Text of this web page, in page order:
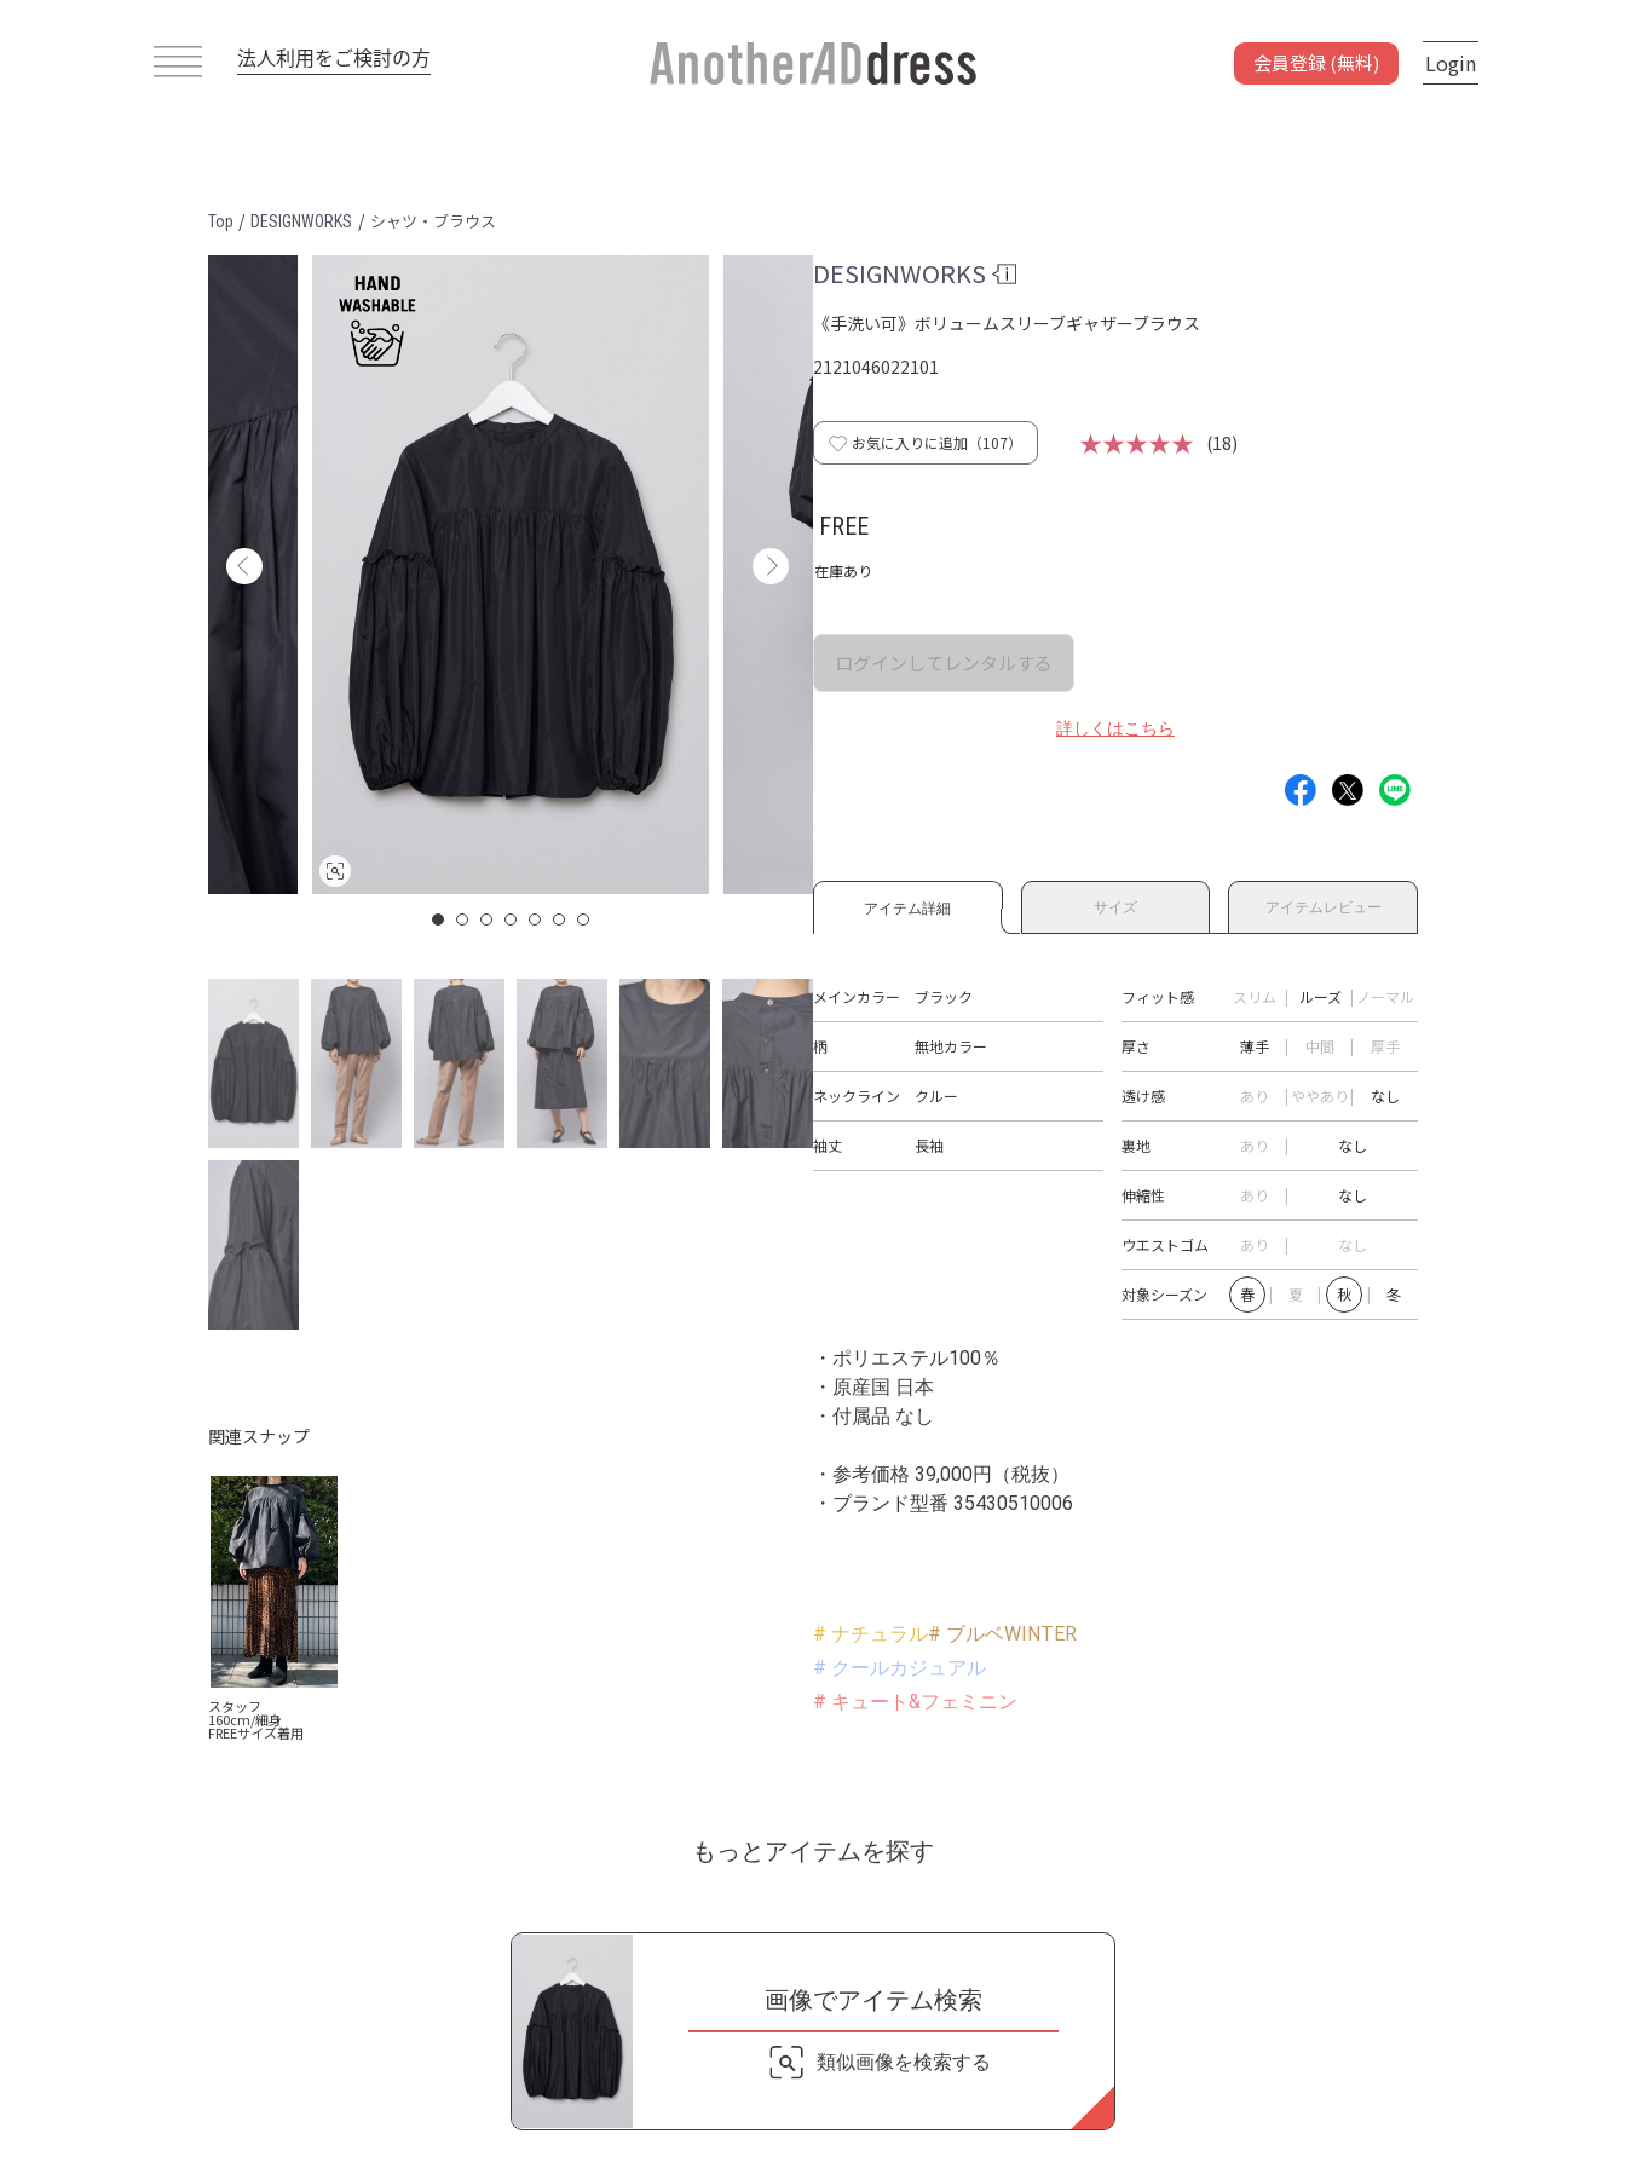
法人利用をご検討の方 会員登録 (無料) Login
Top / DESIGNWORKS / シャツ・ブラウス
関連スナップ
スタッフ
160cm/細身
FREEサイズ着用
DESIGNWORKS
《手洗い可》ボリュームスリーブギャザーブラウス
2121046022101
お気に入りに追加（107） ★★★★★ (18)
FREE
在庫あり
ログインしてレンタルする
詳しくはこちら
アイテム詳細 サイズ アイテムレビュー
メインカラー ブラック
柄 無地カラー
ネックライン クルー
袖丈 長袖
フィット感 スリム ルーズ ノーマル
厚さ 薄手 中間 厚手
透け感 あり ややあり なし
裏地 あり なし
伸縮性 あり なし
ウエストゴム あり なし
対象シーズン 春 夏 秋 冬
・ポリエステル100％
・原産国 日本
・付属品 なし
・参考価格 39,000円（税抜）
・ブランド型番 35430510006
# ナチュラル# ブルベWINTER
# クールカジュアル
# キュート&フェミニン
もっとアイテムを探す
画像でアイテム検索
類似画像を検索する